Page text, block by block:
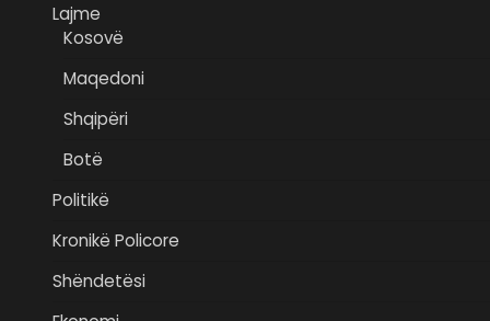
Lajme
Kosovë
Maqedoni
Shqipëri
Botë
Politikë
Kronikë Policore
Shëndetësi